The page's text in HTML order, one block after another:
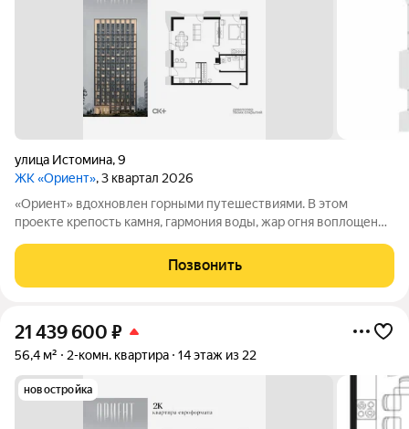
улица Истомина,9
ЖК «Ориент», 3 квартал 2026
«Ориент» вдохновлен горными путешествиями. В этом
проекте крепость камня, гармония воды, жар огня воплощены
технологиями. Здесь вы получите повседневность,
наполненную яркими моментами и приятной
Позвонить
21 439 600 ₽
56,4 м² 2-комн. квартира 14 этаж из 22
новостройка